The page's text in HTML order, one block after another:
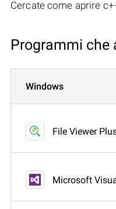
Cercate come aprire
Programmi che
Windows
File Viewer
Microsoft